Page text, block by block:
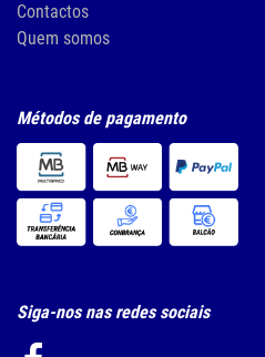
Contactos
Quem somos
Métodos de pagamento
Siga-nos nas redes sociais